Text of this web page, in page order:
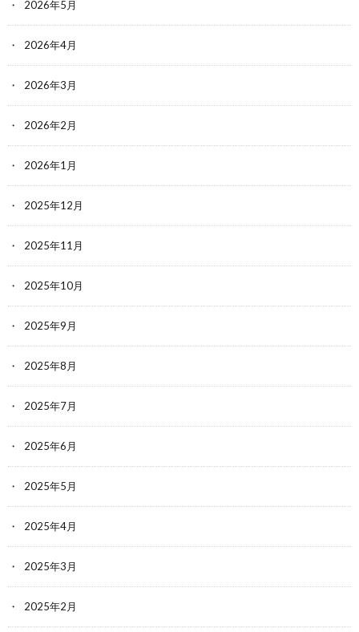
2026年5月
2026年4月
2026年3月
2026年2月
2026年1月
2025年12月
2025年11月
2025年10月
2025年9月
2025年8月
2025年7月
2025年6月
2025年5月
2025年4月
2025年3月
2025年2月